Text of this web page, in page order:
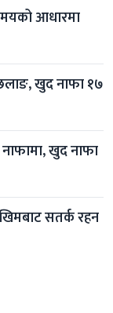
आधारमा
छलाङ, खुद नाफा १७
खुद नाफा
सतर्क रहन